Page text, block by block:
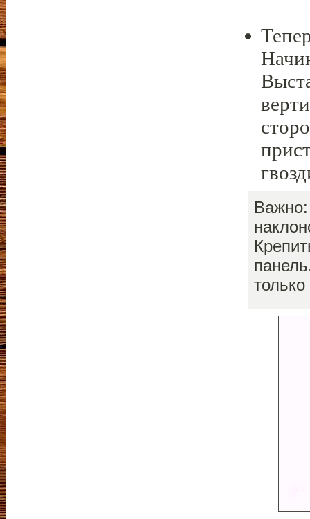
Важно: